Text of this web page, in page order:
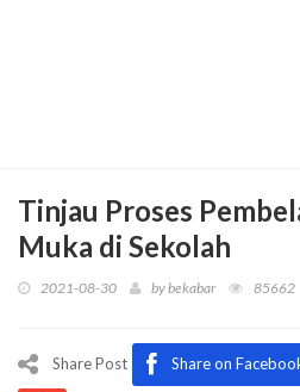
Tinjau Proses
Muka di Sekolah
2021-08-30 bybekabar 85662
Share Post Share on